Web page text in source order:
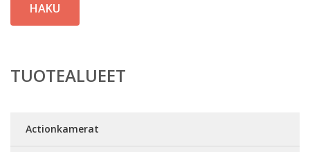
HAKU
TUOTEALUEET
Actionkamerat